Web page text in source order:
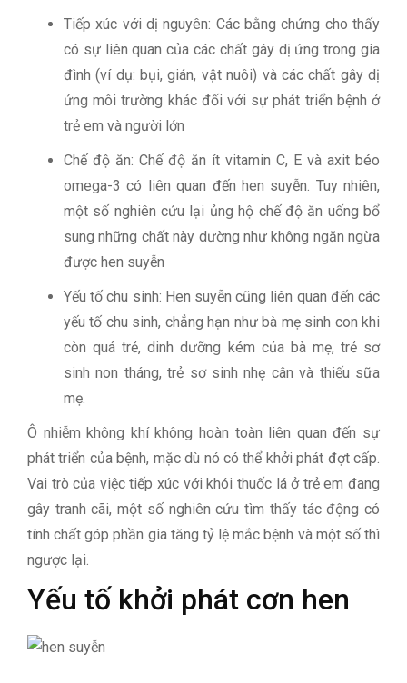
Tiếp xúc với dị nguyên: Các bằng chứng cho thấy
có sự liên quan của các chất gây dị ứng trong gia
đình (ví dụ: bụi, gián, vật nuôi) và các chất gây dị
ứng môi trường khác đối với sự phát triển bệnh ở
trẻ em và người lớn
Chế độ ăn: Chế độ ăn ít vitamin C, E và axit béo
omega-3 có liên quan đến hen suyễn. Tuy nhiên,
một số nghiên cứu lại ủng hộ chế độ ăn uống bổ
sung những chất này dường như không ngăn ngừa
được hen suyễn
Yếu tố chu sinh: Hen suyễn cũng liên quan đến các
yếu tố chu sinh, chẳng hạn như bà mẹ sinh con khi
còn quá trẻ, dinh dưỡng kém của bà mẹ, trẻ sơ
sinh non tháng, trẻ sơ sinh nhẹ cân và thiếu sữa
mẹ.
Ô nhiễm không khí không hoàn toàn liên quan đến sự
phát triển của bệnh, mặc dù nó có thể khởi phát đợt cấp.
Vai trò của việc tiếp xúc với khói thuốc lá ở trẻ em đang
gây tranh cãi, một số nghiên cứu tìm thấy tác động có
tính chất góp phần gia tăng tỷ lệ mắc bệnh và một số thì
ngược lại.
Yếu tố khởi phát cơn hen